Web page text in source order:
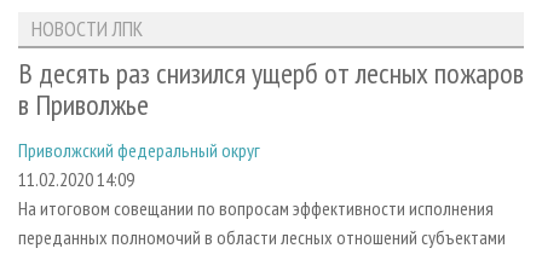
ЛЕСОЗАГОТОВКА
ЛЕСОПИЛЕНИЕ
СУШКА ДРЕВЕСИНЫ
ПРОИЗВОДСТВО ДРЕВЕСНЫХ ПЛИТ
НОВОСТИ ЛПК
НОВОСТИ ЖУРНАЛА
ПРОЕКТЫ ЛПИ
АНАЛИТИКА
ПРЕДПРИЯТИЯ ЛПК
ПЕРСОНЫ
МОБИЛЬНЫЕ ВЫСТАВКИ
АРХИВ ЖУРНАЛОВ
О ЖУРНАЛЕ
ПОДПИСКА
КОНТАКТЫ
РЕКЛАМОДАТЕЛЯМ
РЕКЛАМА
РЕКЛАМА НА САЙТЕ
НОВОСТИ ЛПК
В десять раз снизился ущерб от лесных пожаров
в Приволжье
Приволжский федеральный округ
11.02.2020 14:09
На итоговом совещании по вопросам эффективности исполнения
переданных полномочий в области лесных отношений субъектами